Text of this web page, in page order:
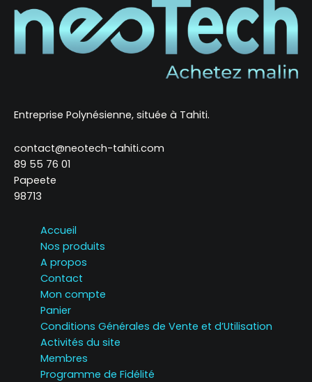
Entreprise Polynésienne, située à Tahiti.
contact@neotech-tahiti.com
89 55 76 01
Papeete
98713
Accueil
Nos produits
A propos
Contact
Mon compte
Panier
Conditions Générales de Vente et d’Utilisation
Activités du site
Membres
Programme de Fidélité